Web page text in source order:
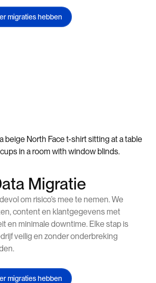
migraties hebben
Migratie
om risico’s mee te nemen. We
content en klantgegevens met
en minimale downtime. Elke stap is
veilig en zonder onderbreking
migraties hebben